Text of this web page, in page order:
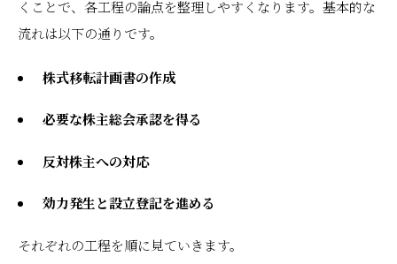
くことで、各工程の論点を整理しやすくなります。基本的な
流れは以下の通りです。
株式移転計画書の作成
必要な株主総会承認を得る
反対株主への対応
効力発生と設立登記を進める
それぞれの工程を順に見ていきます。